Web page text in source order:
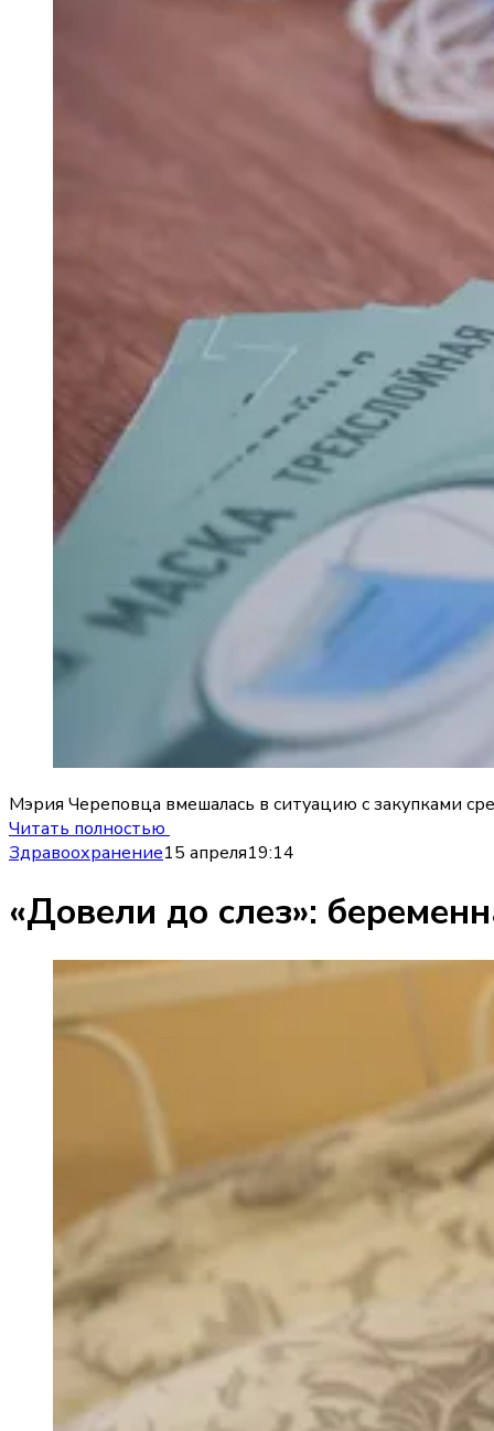
Мэрия Череповца вмешалась в ситуацию с закупками
Читать полностью
Здравоохранение15 апреля19:14
«Довели до слез»: